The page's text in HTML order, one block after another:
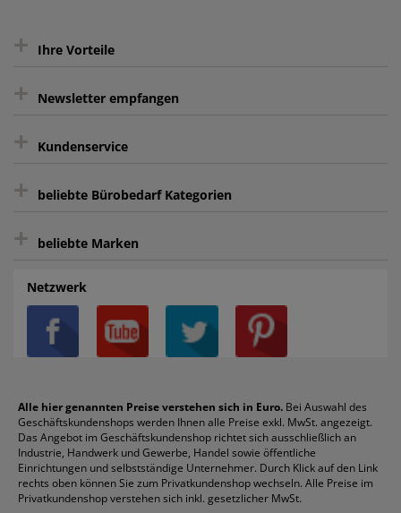
+ Ihre Vorteile
Kauf auf Rechnung³
sicher Shoppen durch SSL
intelligentes Kundenkonto
+ Newsletter empfangen
Sie können sich zu jeder Zeit abmelden.
+ Kundenservice
Kontakt
FAQ
AGB
Datenschutz
Privatsphäre-Einstellungen
Über uns
Reklamation / Retouren
Vertrag widerrufen (Privatkunden)
Rabatte & Aktionen
+ beliebte Bürobedarf Kategorien
Aktenvernichter
Batterien
Bleistifte
Blöcke
Boardmarker
Briefumschläge
Druckerpatronen
Etiketten
Fineliner
Folienschreiber
Heftstreifen
Kaffee
Klebeband
Klemmmappen
Kopierpapier
Korrekturmittel
Kugelschreiber
Mappen
Radiergummis
Schnellhefter
Sichthüllen
Taschenrechner
Textmarker
Tintenroller
Tintenpatronen
Toilettenpapier
+ beliebte Marken
Alco
Avery/Zweckform
Canon
Durable
DYMO
Edding
Esselte
Faber-Castell
Leitz
Läufer
Melitta
Pentel
Pelikan
Pilot
Pritt
Schneider
Netzwerk
Alle hier genannten Preise verstehen sich in Euro. Bei Auswahl des
Geschäftskundenshops werden Ihnen alle Preise exkl. MwSt. angezeigt.
Das Angebot im Geschäftskundenshop richtet sich ausschließlich an
Industrie, Handwerk und Gewerbe, Handel sowie öffentliche
Einrichtungen und selbstständige Unternehmer. Durch Klick auf den Link
rechts oben können Sie zum Privatkundenshop wechseln. Alle Preise im
Privatkundenshop verstehen sich inkl. gesetzlicher MwSt.